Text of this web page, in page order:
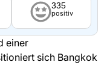
335
positiv
einer
sich Bangkok